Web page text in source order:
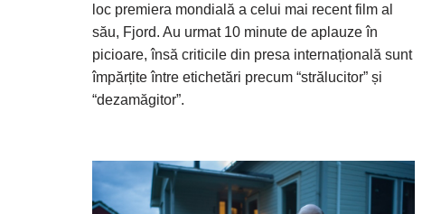
loc premiera mondială a celui mai recent film al
său, Fjord. Au urmat 10 minute de aplauze în
picioare, însă criticile din presa internațională sunt
împărțite între etichetări precum “strălucitor” și
“dezamăgitor”.